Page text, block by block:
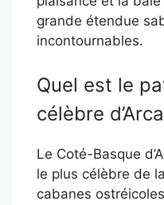
grande étendue
incontournables.
Quel est le
célèbre
Le Coté-Basque
le plus célèbre de
cabanes